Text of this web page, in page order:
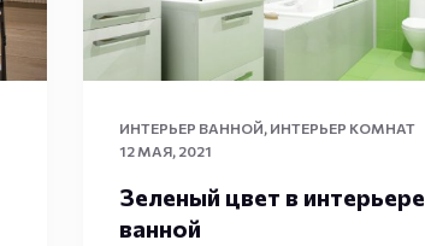
ИНТЕРЬЕР ВАННОЙ, ИНТЕРЬЕР КОМНАТ
12 МАЯ, 2021
Зеленый цвет в интерьере
ванной